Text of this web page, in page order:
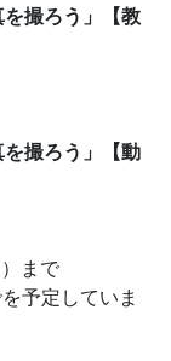
を撮ろう」【教
を撮ろう」【動
まで
予定していま